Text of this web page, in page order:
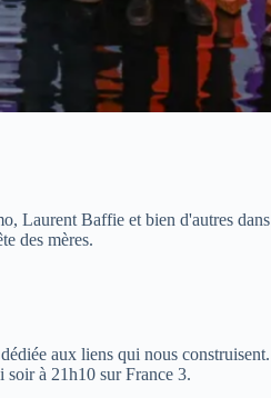
Laurent Baffie et bien d'autres dans
des mères.
aux liens qui nous construisent.
à 21h10 sur France 3.